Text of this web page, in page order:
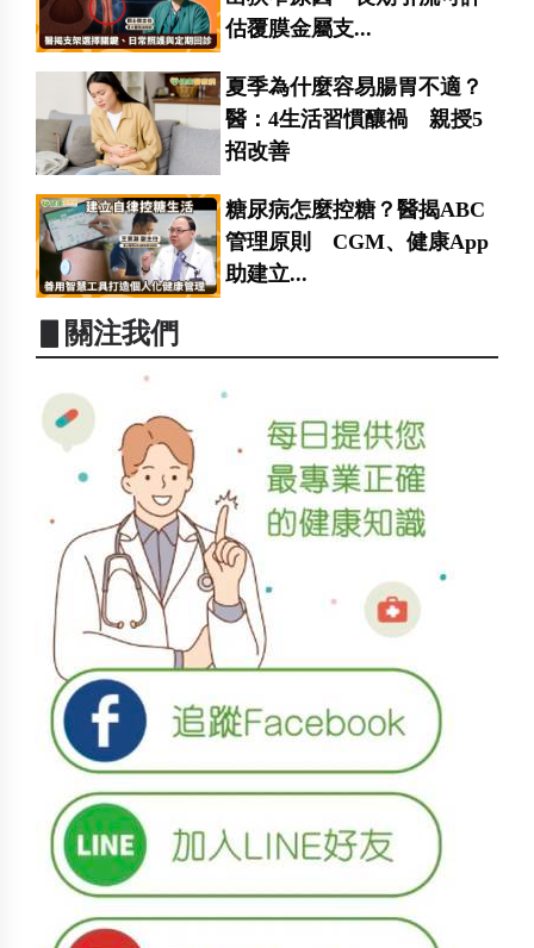
估覆膜金屬支...
夏季為什麼容易腸胃不適？
醫：4生活習慣釀禍 親授5
招改善
糖尿病怎麼控糖？醫揭ABC
管理原則 CGM、健康App
助建立...
▋關注我們